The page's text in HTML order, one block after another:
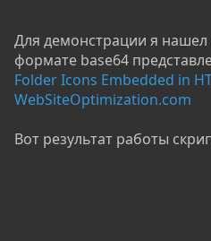
Для демонстрации я
формате base64
Folder Icons Embedded in
WebSiteOptimization.com
Вот результат работы